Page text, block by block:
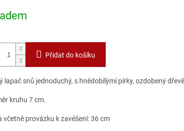
Přidat do košíku
lapač snů jednoduchý, s hnědobílýmí pírky, ozdobený
kruhu 7 cm.
včetně provázku k zavěšení: 36 cm